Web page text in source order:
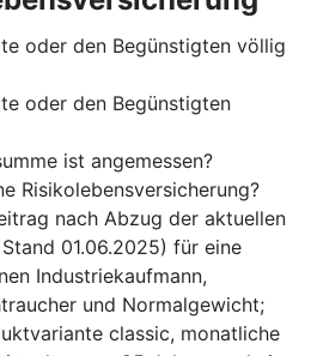
oder den Begünstigten völlig
oder den Begünstigten
ist angemessen?
Risikolebensversicherung?
nach Abzug der aktuellen
01.06.2025) für eine
Industriekaufmann,
und Normalgewicht;
classic, monatliche